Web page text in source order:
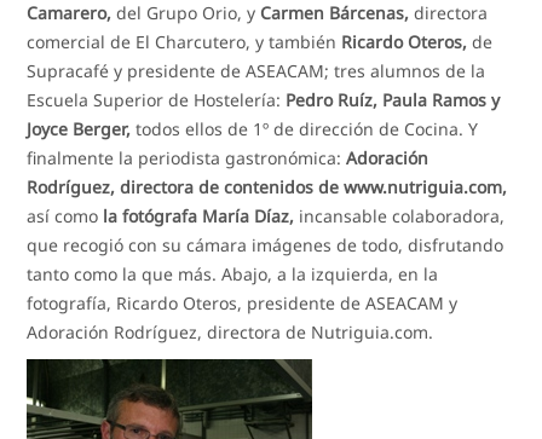
Camarero, del Grupo Orio, y Carmen Bárcenas, directora
comercial de El Charcutero, y también Ricardo Oteros, de
Supracafé y presidente de ASEACAM; tres alumnos de la
Escuela Superior de Hostelería: Pedro Ruíz, Paula Ramos y
Joyce Berger, todos ellos de 1º de dirección de Cocina. Y
finalmente la periodista gastronómica:Adoración
Rodríguez, directora de contenidos de www.nutriguia.com,
así como la fotógrafa María Díaz, incansable colaboradora,
que recogió con su cámara imágenes de todo, disfrutando
tanto como la que más. Abajo, a la izquierda, en la
fotografía, Ricardo Oteros, presidente de ASEACAM y
Adoración Rodríguez, directora de Nutriguia.com.